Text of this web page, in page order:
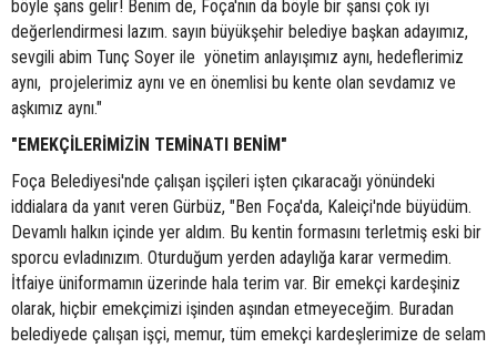
böyle şans gelir! Benim de, Foça'nın da böyle bir şansı çok iyi
değerlendirmesi lazım. sayın büyükşehir belediye başkan adayımız,
sevgili abim Tunç Soyer ile yönetim anlayışımız aynı, hedeflerimiz
aynı, projelerimiz aynı ve en önemlisi bu kente olan sevdamız ve
aşkımız aynı."
"EMEKÇİLERİMİZİN TEMİNATI BENİM"
Foça Belediyesi'nde çalışan işçileri işten çıkaracağı yönündeki
iddialara da yanıt veren Gürbüz, "Ben Foça'da, Kaleiçi'nde büyüdüm.
Devamlı halkın içinde yer aldım. Bu kentin formasını terletmiş eski bir
sporcu evladınızım. Oturduğum yerden adaylığa karar vermedim.
İtfaiye üniformamın üzerinde hala terim var. Bir emekçi kardeşiniz
olarak, hiçbir emekçimizi işinden aşından etmeyeceğim. Buradan
belediyede çalışan işçi, memur, tüm emekçi kardeşlerimize de selam